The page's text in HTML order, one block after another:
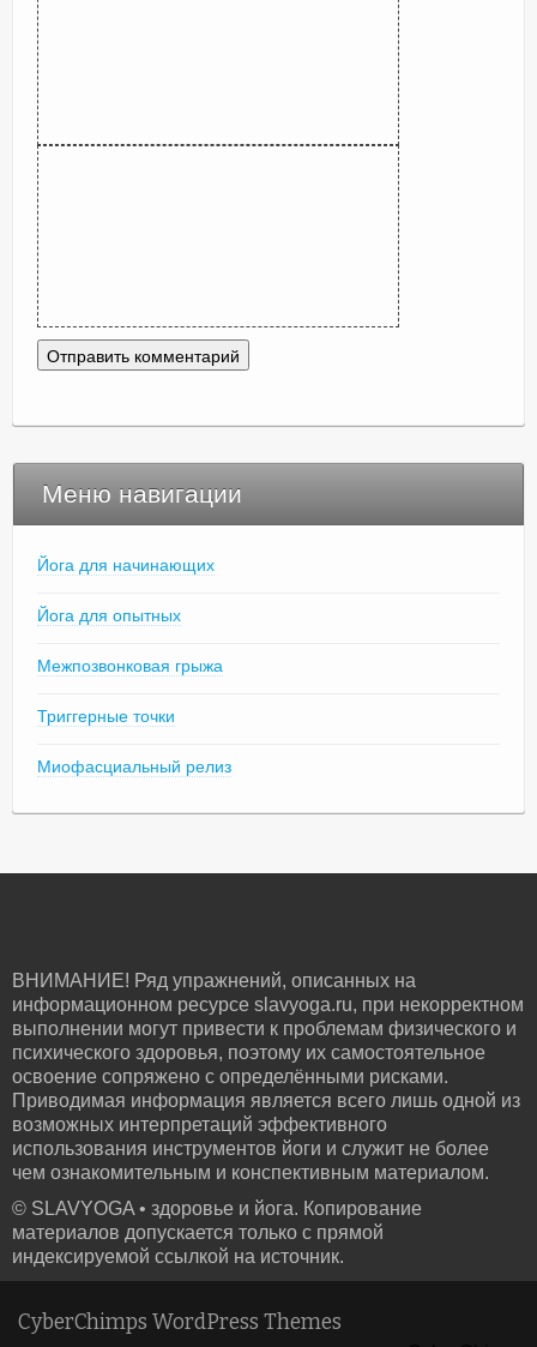
Меню навигации
Йога для начинающих
Йога для опытных
Межпозвонковая грыжа
Триггерные точки
Миофасциальный релиз
ВНИМАНИЕ! Ряд упражнений, описанных на
информационном ресурсе slavyoga.ru, при некорректном
выполнении могут привести к проблемам физического и
психического здоровья, поэтому их самостоятельное
освоение сопряжено с определёнными рисками.
Приводимая информация является всего лишь одной из
возможных интерпретаций эффективного
использования инструментов йоги и служит не более
чем ознакомительным и конспективным материалом.
© SLAVYOGA • здоровье и йога. Копирование
материалов допускается только с прямой
индексируемой ссылкой на источник.
CyberChimps WordPress Themes